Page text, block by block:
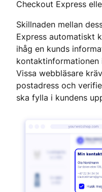
Checkout Express
Skillnaden mellan
Express automatiskt
ihåg en kunds
kontaktinformationen
Vissa webbläsare
postadress och
ska fylla i kundens